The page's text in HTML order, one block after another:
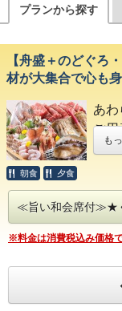
プランから探す
【舟盛＋のどぐろ
材が大集合で心も
あわ
ご用
荒
【ご
■御
①八
②
③季
も
朝食 夕食
≪旨い和会席付≫★
※料金は消費税込み価格で